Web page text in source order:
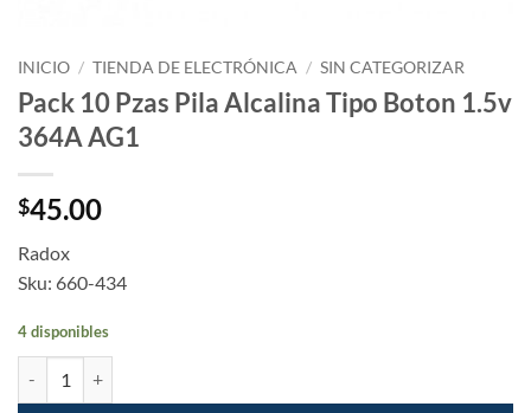
INICIO / TIENDA DE ELECTRÓNICA / SIN CATEGORIZAR
Pack 10 Pzas Pila Alcalina Tipo Boton 1.5v
364A AG1
$45.00
Radox
Sku: 660-434
4 disponibles